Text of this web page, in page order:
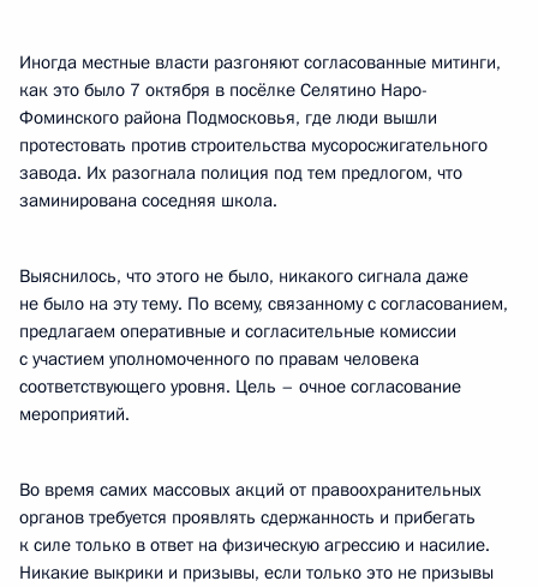
Иногда местные власти разгоняют согласованные митинги,
как это было 7 октября в посёлке Селятино Наро-
Фоминского района Подмосковья, где люди вышли
протестовать против строительства мусоросжигательного
завода. Их разогнала полиция под тем предлогом, что
заминирована соседняя школа.
Выяснилось, что этого не было, никакого сигнала даже
не было на эту тему. По всему, связанному с согласованием,
предлагаем оперативные и согласительные комиссии
с участием уполномоченного по правам человека
соответствующего уровня. Цель – очное согласование
мероприятий.
Во время самих массовых акций от правоохранительных
органов требуется проявлять сдержанность и прибегать
к силе только в ответ на физическую агрессию и насилие.
Никакие выкрики и призывы, если только это не призывы